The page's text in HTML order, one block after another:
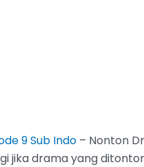
9 Sub Indo – Nonton
jika drama yang